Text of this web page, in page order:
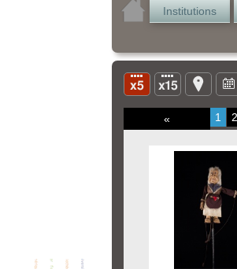
Institutions
« 1 2